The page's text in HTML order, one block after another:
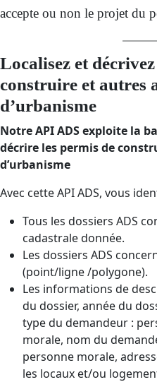
accepte ou non le projet du
Localisez et
construire et autres
d’urbanisme
Notre API ADS exploite la
décrire les permis de
d’urbanisme
Avec cette API ADS, vous
Tous les dossiers ADS
cadastrale donnée.
Les dossiers ADS
(point/ligne /polygone).
Les informations de
du dossier, année du
type du demandeur :
morale, nom du
personne morale,
les locaux et/ou